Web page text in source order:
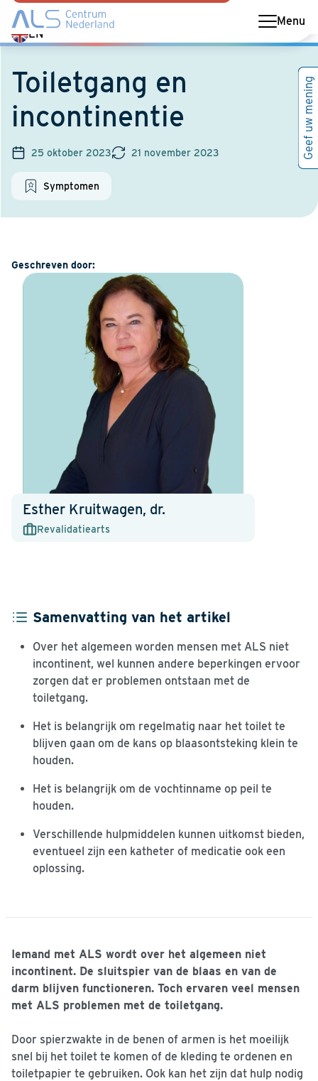
Menu
EN
Switch
language
English
Toiletgang en
incontinentie
25 oktober 2023 21 november 2023
Symptomen
Geschreven door:
Esther Kruitwagen, dr.
Revalidatiearts
Samenvatting van het artikel
Over het algemeen worden mensen met ALS niet
incontinent, wel kunnen andere beperkingen ervoor
zorgen dat er problemen ontstaan met de
toiletgang.
Het is belangrijk om regelmatig naar het toilet te
blijven gaan om de kans op blaasontsteking klein te
houden.
Het is belangrijk om de vochtinname op peil te
houden.
Verschillende hulpmiddelen kunnen uitkomst bieden,
eventueel zijn een katheter of medicatie ook een
oplossing.
Iemand met ALS wordt over het algemeen niet
incontinent. De sluitspier van de blaas en van de
darm blijven functioneren. Toch ervaren veel mensen
met ALS problemen met de toiletgang.
Door spierzwakte in de benen of armen is het moeilijk
snel bij het toilet te komen of de kleding te ordenen en
toiletpapier te gebruiken. Ook kan het zijn dat hulp nodig
Geef uw mening